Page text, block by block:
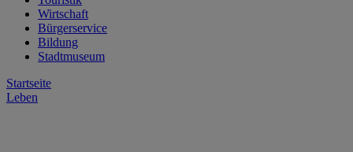
Wirtschaft
Bürgerservice
Bildung
Stadtmuseum
Startseite
Leben